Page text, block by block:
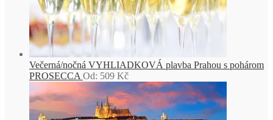
Večerná/nočná VYHLIADKOVÁ plavba Prahou s pohárom
PROSECCA Od: 509 Kč